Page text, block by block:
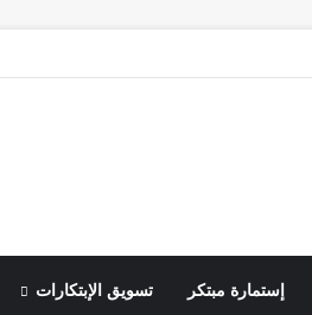
إستمارة مبتكر تسويق الإبتكارات